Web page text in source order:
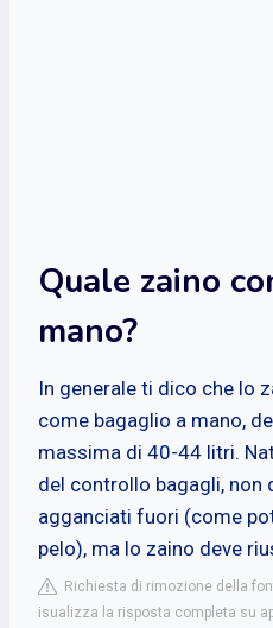
Quale zaino
mano?
In generale ti dico che lo
come bagaglio a mano,
massima di 40-44 litri.
del controllo bagagli, non
agganciati fuori (come
pelo), ma lo zaino deve
Richiesta di rimozione della
isualizza la risposta completa su